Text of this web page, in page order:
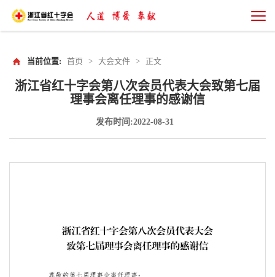
当前位置: 首页 > 大会文件 > 正文
浙江省红十字会第八次会员代表大会致第七届
理事会离任理事的感谢信
发布时间:2022-08-31